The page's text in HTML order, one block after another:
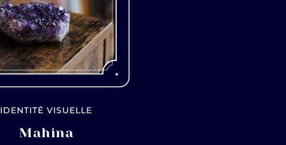
IDENTITÉ VISUELLE
Mahina